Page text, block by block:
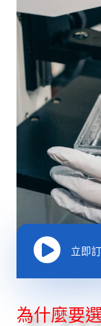
立即
為什麼要